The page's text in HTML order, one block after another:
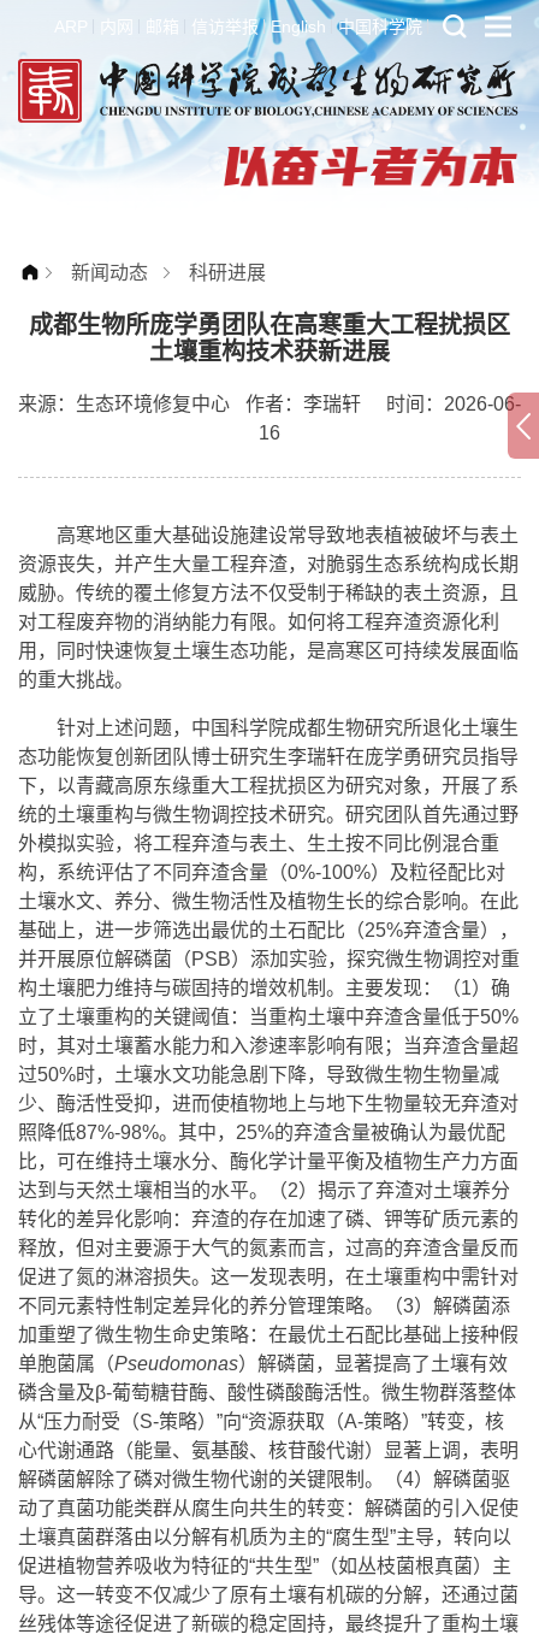
ARP 内网 邮箱 信访举报 English 中国科学院
新闻动态 科研进展
成都生物所庞学勇团队在高寒重大工程扰损区
土壤重构技术获新进展
来源： 生态环境修复中心 作者： 李瑞轩
时间：2026-06-
16
高寒地区重大基础设施建设常导致地表植被破坏与表土
资源丧失，并产生大量工程弃渣，对脆弱生态系统构成长期
威胁。传统的覆土修复方法不仅受制于稀缺的表土资源，且
对工程废弃物的消纳能力有限。如何将工程弃渣资源化利
用，同时快速恢复土壤生态功能，是高寒区可持续发展面临
的重大挑战。
针对上述问题，中国科学院成都生物研究所退化土壤生
态功能恢复创新团队博士研究生李瑞轩在庞学勇研究员指导
下，以青藏高原东缘重大工程扰损区为研究对象，开展了系
统的土壤重构与微生物调控技术研究。研究团队首先通过野
外模拟实验，将工程弃渣与表土、生土按不同比例混合重
构，系统评估了不同弃渣含量（0%-100%）及粒径配比对
土壤水文、养分、微生物活性及植物生长的综合影响。在此
基础上，进一步筛选出最优的土石配比（25%弃渣含量），
并开展原位解磷菌（PSB）添加实验，探究微生物调控对重
构土壤肥力维持与碳固持的增效机制。主要发现：（1）确
立了土壤重构的关键阈值：当重构土壤中弃渣含量低于50%
时，其对土壤蓄水能力和入渗速率影响有限；当弃渣含量超
过50%时，土壤水文功能急剧下降，导致微生物生物量减
少、酶活性受抑，进而使植物地上与地下生物量较无弃渣对
照降低87%-98%。其中，25%的弃渣含量被确认为最优配
比，可在维持土壤水分、酶化学计量平衡及植物生产力方面
达到与天然土壤相当的水平。（2）揭示了弃渣对土壤养分
转化的差异化影响：弃渣的存在加速了磷、钾等矿质元素的
释放，但对主要源于大气的氮素而言，过高的弃渣含量反而
促进了氮的淋溶损失。这一发现表明，在土壤重构中需针对
不同元素特性制定差异化的养分管理策略。（3）解磷菌添
加重塑了微生物生命史策略：在最优土石配比基础上接种假
单胞菌属（Pseudomonas）解磷菌，显著提高了土壤有效
磷含量及β-葡萄糖苷酶、酸性磷酸酶活性。微生物群落整体
从“压力耐受（S-策略）”向“资源获取（A-策略）”转变，核
心代谢通路（能量、氨基酸、核苷酸代谢）显著上调，表明
解磷菌解除了磷对微生物代谢的关键限制。（4）解磷菌驱
动了真菌功能类群从腐生向共生的转变：解磷菌的引入促使
土壤真菌群落由以分解有机质为主的“腐生型”主导，转向以
促进植物营养吸收为特征的“共生型”（如丛枝菌根真菌）主
导。这一转变不仅减少了原有土壤有机碳的分解，还通过菌
丝残体等途径促进了新碳的稳定固持，最终提升了重构土壤